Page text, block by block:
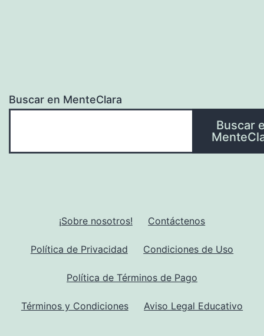
Buscar en MenteClara
Buscar
¡Sobre nosotros! Contáctenos
Política de Privacidad Condiciones de Uso
Política de Términos de Pago
Términos y Condiciones Aviso Legal Educativo